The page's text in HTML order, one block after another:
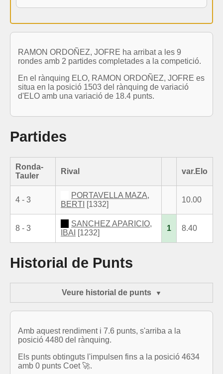
RAMON ORDOÑEZ, JOFRE ha arribat a les 9
rondes amb 2 partides completades a la competició.
En el rànquing ELO, RAMON ORDOÑEZ, JOFRE es
situa en la posició 1503 del rànquing de variació
d'ELO amb una variació de 18.4 punts.
Partides
Ronda-
Tauler
Rival var.Elo
4 - 3
PORTAVELLA MAZA,
BERTI [1332]
10.00
8 - 3
SANCHEZ APARICIO,
IBAI
[1232]
1 8.40
Historial de Punts
Veure historial de punts
Amb aquest rendiment i 7.6 punts, s'arriba a la
posició 4480 del rànquing.
Els punts obtinguts l'impulsen fins a la posició 4634
amb 0 punts Coet 🚀.